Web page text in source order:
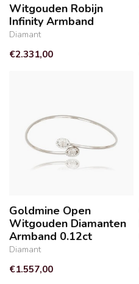
Witgouden Robijn
Infinity Armband
Diamant
€2.331,00
Goldmine Open
Witgouden Diamanten
Armband 0.12ct
Diamant
€1.557,00